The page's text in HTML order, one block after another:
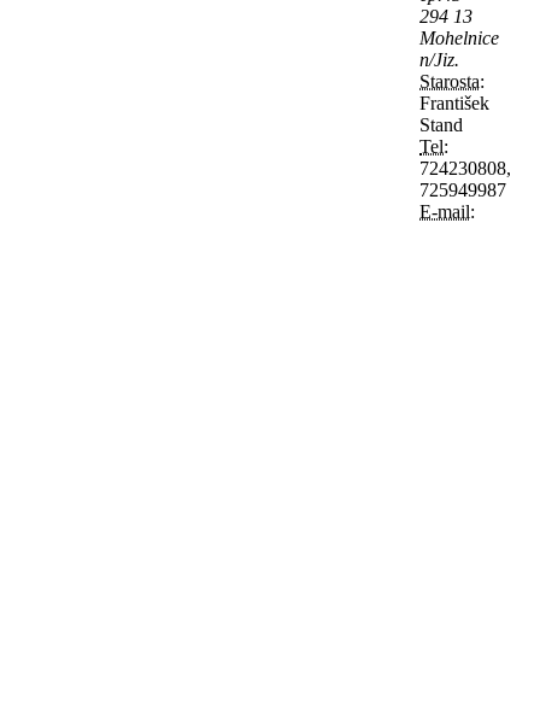
294 13
Mohelnice
n/Jiz.
Starosta:
František
Stand
Tel:
724230808,
725949987
E-mail: